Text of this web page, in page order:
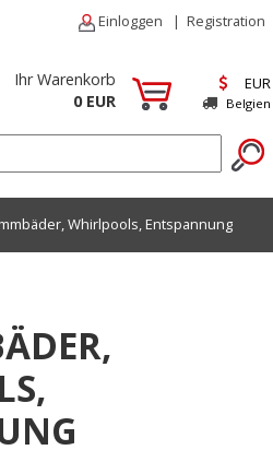
Einloggen | Registration
Ihr Warenkorb
0 EUR
EUR
Belgien
Whirlpools, Entspannung